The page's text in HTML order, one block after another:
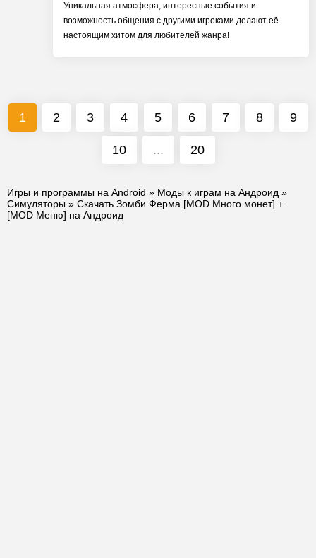
Уникальная атмосфера, интересные события и
возможность общения с другими игроками делают её
настоящим хитом для любителей жанра!
1 2 3 4 5 6 7 8 9
10 ... 20
Игры и программы на Android » Моды к играм на Андроид »
Симуляторы » Скачать Зомби Ферма [MOD Много монет] +
[MOD Меню] на Андроид